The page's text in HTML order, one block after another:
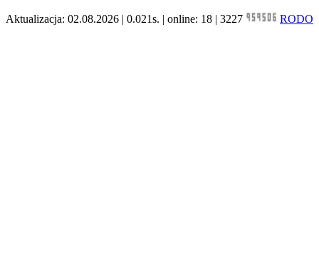
Aktualizacja: 02.08.2026 | 0.021s. | online: 18 | 3227 RODO